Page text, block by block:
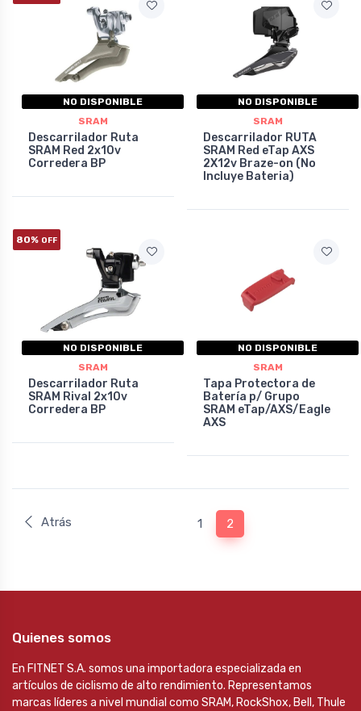
NO DISPONIBLE
SRAM
Descarrilador Ruta
SRAM Red 2x10v
Corredera BP
NO DISPONIBLE
SRAM
Descarrilador RUTA
SRAM Red eTap AXS
2X12v Braze-on (No
Incluye Bateria)
80% OFF
NO DISPONIBLE
SRAM
Descarrilador Ruta
SRAM Rival 2x10v
Corredera BP
NO DISPONIBLE
SRAM
Tapa Protectora de
Batería p/ Grupo
SRAM eTap/AXS/Eagle
AXS
Atrás 1 2
Quienes somos
En FITNET S.A. somos una importadora especializada en
artículos de ciclismo de alto rendimiento. Representamos
marcas líderes a nivel mundial como SRAM, RockShox, Bell, Thule